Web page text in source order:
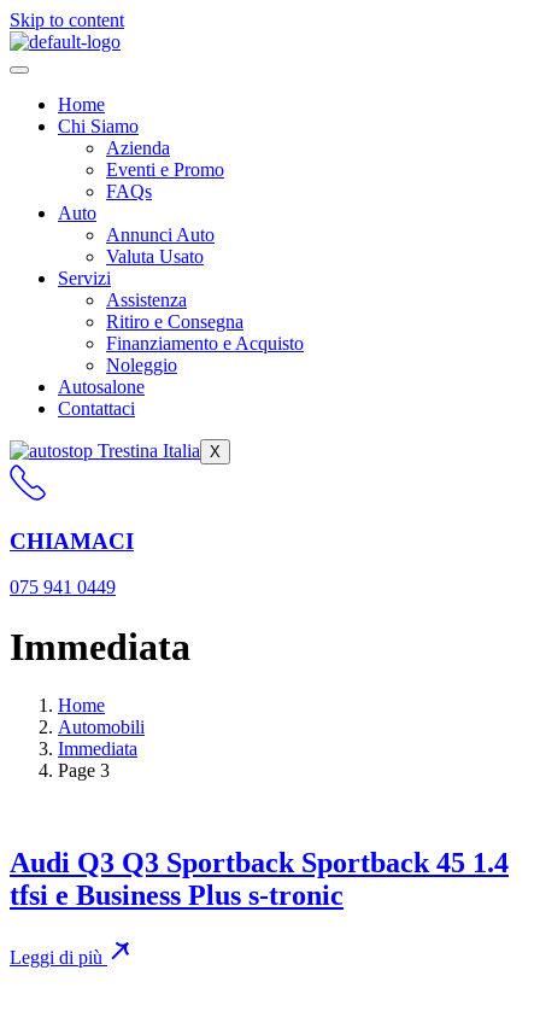
Skip to content
Home
Chi Siamo
Azienda
Eventi e Promo
FAQs
Auto
Annunci Auto
Valuta Usato
Servizi
Assistenza
Ritiro e Consegna
Finanziamento e Acquisto
Noleggio
Autosalone
Contattaci
X
CHIAMACI
075 941 0449
Immediata
Home
Automobili
Immediata
Page 3
Audi Q3 Q3 Sportback Sportback 45 1.4
tfsi e Business Plus s-tronic
Leggi di più